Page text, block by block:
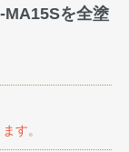
MA15Sを全塗
す。